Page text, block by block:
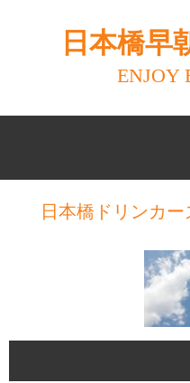
日本橋早
ENJOY
日本橋ドリンカ